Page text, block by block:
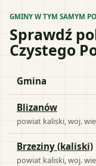
GMINY W TYM SAMYM
Sprawdź
Czystego
Gmina
Blizanów
powiat kaliski , woj.
Brzeziny (kaliski)
powiat kaliski , woj.